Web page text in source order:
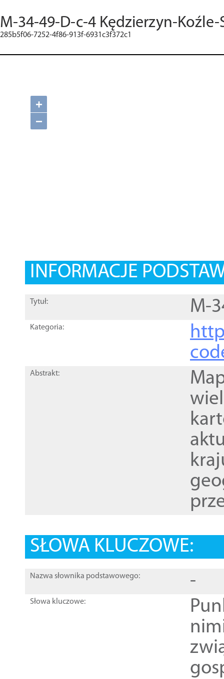
M-34-49-D-c-4 Kędzierzyn-Koźle-
285b5f06-7252-4f86-913f-6931c3f372c1
+
−
INFORMACJE
Tytuł: M-
Kategoria:
Abstrakt:
SŁOWA KLUCZOWE:
Nazwa słownika podstawowego: -
Słowa kluczowe: